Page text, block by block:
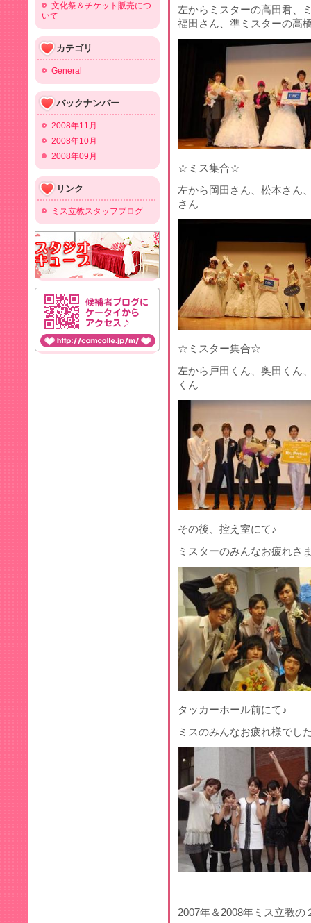
左からミスターの高田君、
福田さん、準ミスターの高
☆ミス集合☆
左から岡田さん、松本さん
さん
☆ミスター集合☆
左から戸田くん、奥田くん
くん
その後、控え室にて♪
ミスターのみんなお疲れさ
タッカーホール前にて♪
ミスのみんなお疲れ様でし
2007年＆2008年ミス立教の
文化祭＆チケット販売につ
いて
カテゴリ
General
バックナンバー
2008年11月
2008年10月
2008年09月
リンク
ミス立教スタッフブログ